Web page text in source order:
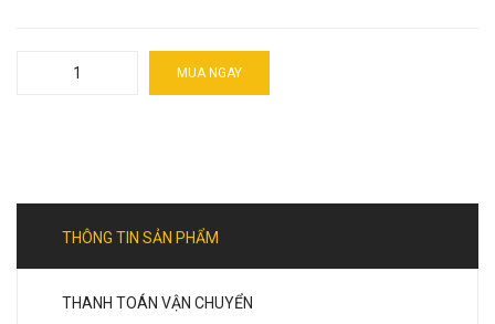
MUA NGAY
THÔNG TIN SẢN PHẨM
THANH TOÁN VẬN CHUYỂN